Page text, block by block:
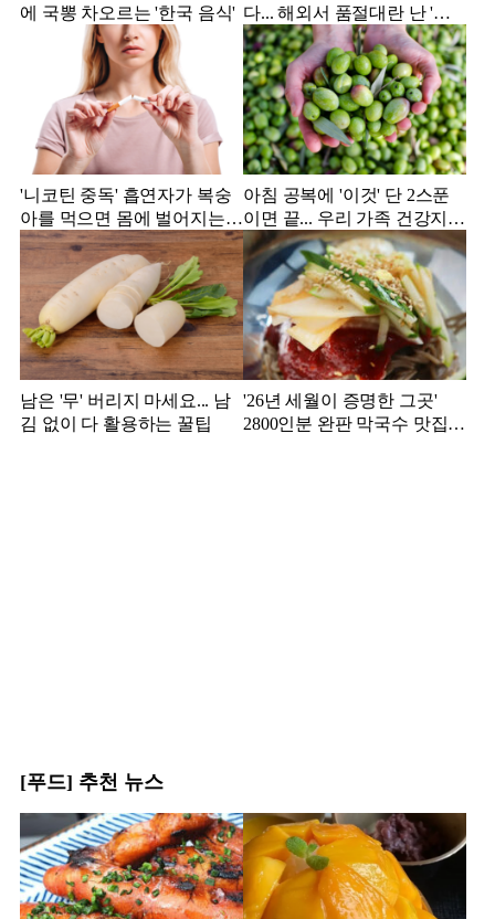
에 국뽕 차오르는 '한국 음식' 다... 해외서 품절대란 난 '한
국 과자'
'니코틴 중독' 흡연자가 복숭
아를 먹으면 몸에 벌어지는
일
아침 공복에 '이것' 단 2스푼
이면 끝... 우리 가족 건강지킴
이는?
남은 '무' 버리지 마세요... 남
김 없이 다 활용하는 꿀팁
'26년 세월이 증명한 그곳'
2800인분 완판 막국수 맛집
[푸드] 추천 뉴스